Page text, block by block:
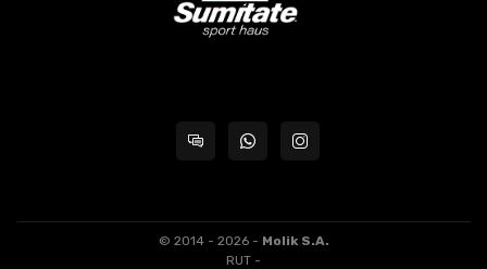
© 2014 - 2026 - Molik S.A.
RUT -